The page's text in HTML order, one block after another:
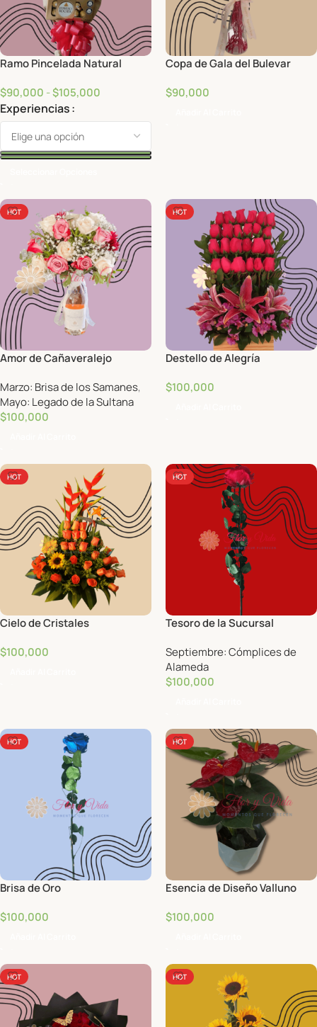
Ramo Pincelada Natural
$90,000 -$105,000
Experiencias
Copa de Gala del Bulevar
$90,000
HOT
Amor de Cañaveralejo
Marzo: Brisa de los Samanes,
Mayo: Legado de la Sultana
$100,000
HOT
Destello de Alegría
$100,000
HOT
Cielo de Cristales
$100,000
HOT
Tesoro de la Sucursal
Septiembre: Cómplices de
Alameda
$100,000
HOT
Brisa de Oro
$100,000
HOT
Esencia de Diseño Valluno
$100,000
HOT HOT